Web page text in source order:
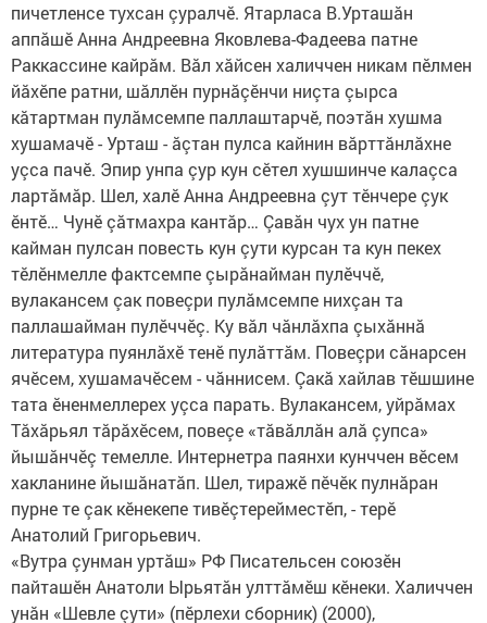
пичетленсе тухсан çуралчӗ. Ятарласа В.Урташăн
аппăшӗ Анна Андреевна Яковлева-Фадеева патне
Раккассине кайрăм. Вăл хăйсен халиччен никам пӗлмен
йăхӗпе ратни, шăллӗн пурнăçӗнчи ниçта çырса
кăтартман пулăмсемпе паллаштарчӗ, поэтăн хушма
хушамачӗ - Урташ - ăçтан пулса кайнин вăрттăнлăхне
уçса пачӗ. Эпир унпа çур кун сӗтел хушшинче калаçса
лартăмăр. Шел, халӗ Анна Андреевна çут тӗнчере çук
ӗнтӗ… Чунӗ çăтмахра кантăр… Çавăн чух ун патне
кайман пулсан повесть кун çути курсан та кун пекех
тӗлӗнмелле фактсемпе çырăнайман пулӗччӗ,
вулакансем çак повеçри пулăмсемпе нихçан та
паллашайман пулӗччӗç. Ку вăл чăнлăхпа çыхăннă
литература пуянлăхӗ тенӗ пулăттăм. Повеçри сăнарсен
ячӗсем, хушамачӗсем - чăннисем. Çакă хайлав тӗшшине
тата ӗненмеллерех уçса парать. Вулакансем, уйрăмах
Тăхăрьял тăрăхӗсем, повеçе «тăвăллăн алă çупса»
йышăнчӗç темелле. Интернетра паянхи кунччен вӗсем
хакланине йышăнатăп. Шел, тиражӗ пӗчӗк пулнăран
пурне те çак кӗнекепе тивӗçтерейместӗп, - терӗ
Анатолий Григорьевич.
«Вутра çунман уртăш» РФ Писательсен союзӗн
пайташӗн Анатоли Ырьятăн улттăмӗш кӗнеки. Халиччен
унăн «Шевле çути» (пӗрлехи сборник) (2000),